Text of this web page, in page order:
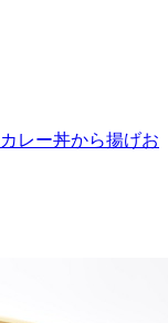
カレー丼から揚げお